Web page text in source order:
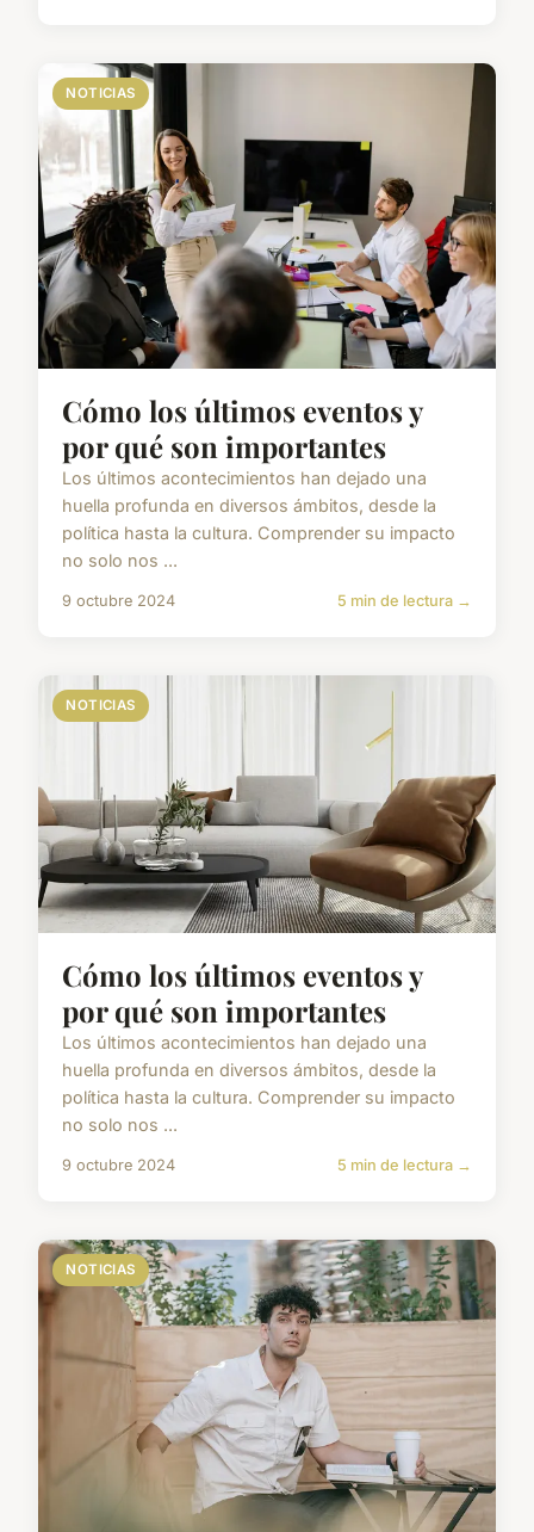
NOTICIAS
Cómo los últimos eventos y
por qué son importantes
Los últimos acontecimientos han dejado una
huella profunda en diversos ámbitos, desde la
política hasta la cultura. Comprender su impacto
no solo nos ...
9 octubre 2024 5 min de lectura →
NOTICIAS
Cómo los últimos eventos y
por qué son importantes
Los últimos acontecimientos han dejado una
huella profunda en diversos ámbitos, desde la
política hasta la cultura. Comprender su impacto
no solo nos ...
9 octubre 2024 5 min de lectura →
NOTICIAS